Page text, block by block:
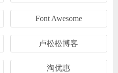
Font Awesome
卢松松博客
淘优惠